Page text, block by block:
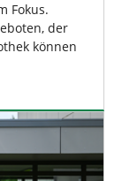
Fokus.
der
können